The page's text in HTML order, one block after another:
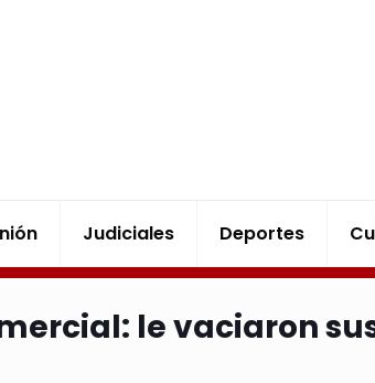
Judiciales Deportes
le vaciaron